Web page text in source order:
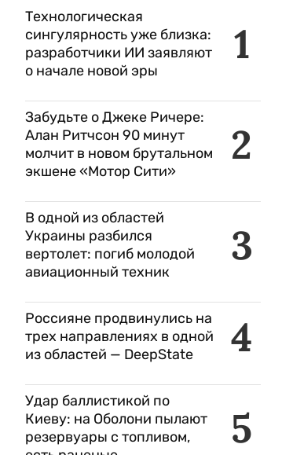
1
Технологическая
сингулярность уже близка:
разработчики ИИ заявляют
о начале новой эры
2
Забудьте о Джеке Ричере:
Алан Ритчсон 90 минут
молчит в новом брутальном
экшене «Мотор Сити»
3
В одной из областей
Украины разбился
вертолет: погиб молодой
авиационный техник
4
Россияне продвинулись на
трех направлениях в одной
из областей — DeepState
5
Удар баллистикой по
Киеву: на Оболони пылают
резервуары с топливом,